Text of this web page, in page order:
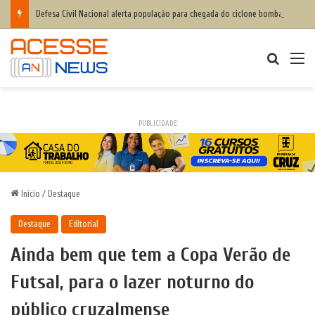
PUBLICIDADE
Início / Destaque
Destaque Editorial
Ainda bem que tem a Copa Verão de
Futsal, para o lazer noturno do
público cruzalmense